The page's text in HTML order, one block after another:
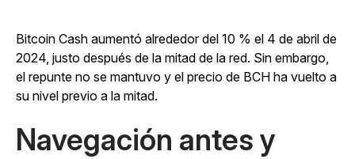
Bitcoin Cash aumentó alrededor del 10 % el 4 de abril de
2024, justo después de la mitad de la red. Sin embargo,
el repunte no se mantuvo y el precio de BCH ha vuelto a
su nivel previo a la mitad.
Navegación antes y